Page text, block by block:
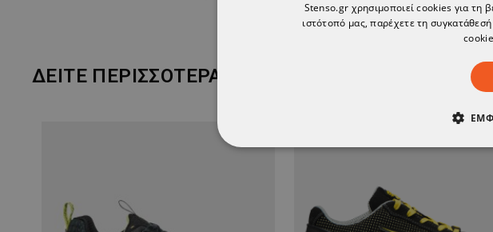
ΔΕΊΤΕ ΠΕΡΙΣΣΌΤΕΡΑ
Stenso.gr χρησιμοποιεί cookies για τη
ιστότοπό μας, παρέχετε τη
ΜΗ ΤΑΞΙΝΟΜΗΜΈΝΑ